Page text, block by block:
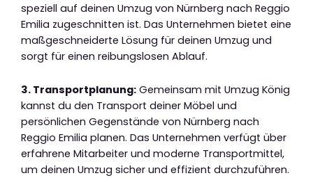
speziell auf deinen Umzug von Nürnberg nach Reggio
Emilia zugeschnitten ist. Das Unternehmen bietet eine
maßgeschneiderte Lösung für deinen Umzug und
sorgt für einen reibungslosen Ablauf.
3. Transportplanung: Gemeinsam mit Umzug König
kannst du den Transport deiner Möbel und
persönlichen Gegenstände von Nürnberg nach
Reggio Emilia planen. Das Unternehmen verfügt über
erfahrene Mitarbeiter und moderne Transportmittel,
um deinen Umzug sicher und effizient durchzuführen.